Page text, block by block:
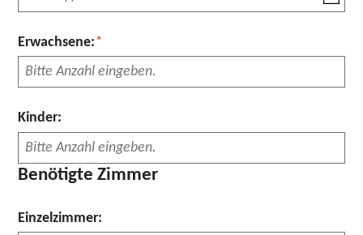
Pflichtfeld
Erwachsene:*
Kinder:
Benötigte Zimmer
Einzelzimmer: